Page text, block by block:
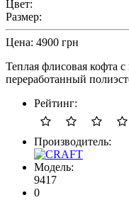
Цвет:
Размер:
Цена: 4900 грн
Теплая флисовая кофта
переработанный
Рейтинг:
Производитель:
Модель:
9417
0